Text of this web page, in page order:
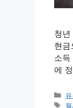
청
현금
소득
에
카
테
태